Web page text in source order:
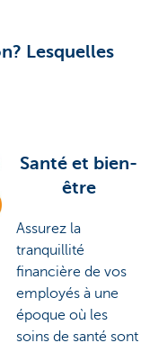
Lesquelles
Santé et bien-
être
Assurez la
tranquillité
financière de vos
employés à une
époque où les
soins de santé sont